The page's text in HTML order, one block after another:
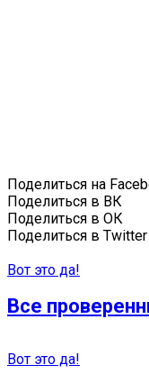
Поделиться на
Поделиться в ВК
Поделиться в ОК
Поделиться в Twitter
Вот это да!
Все
Вот это да!